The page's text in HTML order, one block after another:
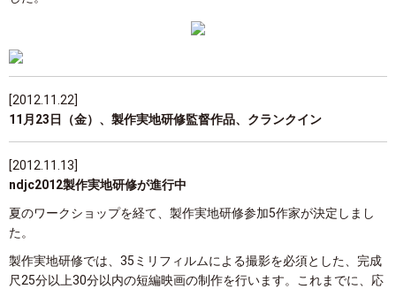
[2012.11.22]
11月23日（金）、製作実地研修監督作品、クランクイン
[2012.11.13]
ndjc2012製作実地研修が進行中
夏のワークショップを経て、製作実地研修参加5作家が決定しまし
た。
製作実地研修では、35ミリフィルムによる撮影を必須とした、完成
尺25分以上30分以内の短編映画の制作を行います。これまでに、応